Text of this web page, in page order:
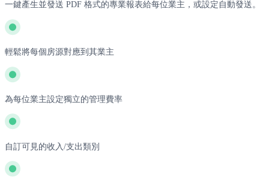
一鍵產生並發送 PDF 格式的專業報表給每位業主，或設定自動發送。
輕鬆將每個房源對應到其業主
為每位業主設定獨立的管理費率
自訂可見的收入/支出類別